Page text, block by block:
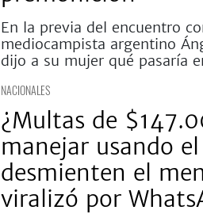
En la previa del encuentro
mediocampista argentino
dijo a su mujer qué pasaría
NACIONALES
¿Multas de
manejar usando
desmienten el
viralizó por